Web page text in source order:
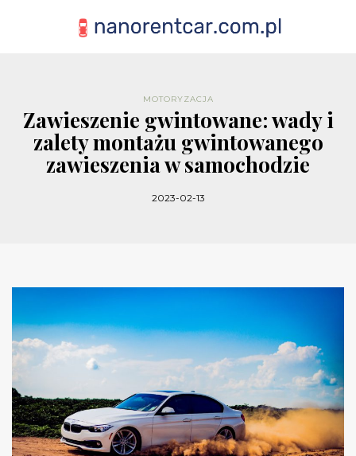
MOTORYZACJA
Zawieszenie gwintowane: wady i
zalety montażu gwintowanego
zawieszenia w samochodzie
2023-02-13